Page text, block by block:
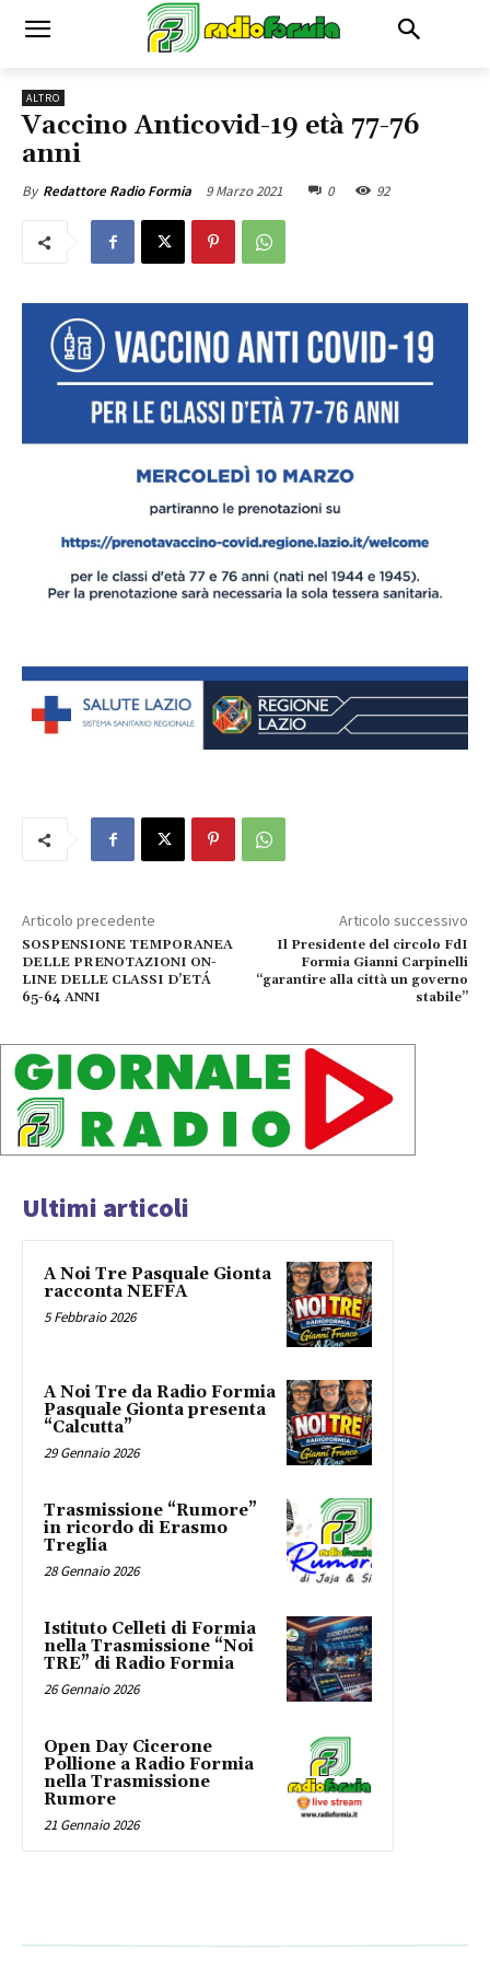
ALTRO
Vaccino Anticovid-19 età 77-76
anni
By Redattore Radio Formia 9 Marzo 2021 0 92
Articolo precedente
SOSPENSIONE TEMPORANEA
DELLE PRENOTAZIONI ON-
LINE DELLE CLASSI D’ETÁ
65-64 ANNI
Articolo successivo
Il Presidente del circolo FdI
Formia Gianni Carpinelli
“garantire alla città un governo
stabile”
Ultimi articoli
A Noi Tre Pasquale Gionta
racconta NEFFA
5 Febbraio 2026
A Noi Tre da Radio Formia
Pasquale Gionta presenta
“Calcutta”
29 Gennaio 2026
Trasmissione “Rumore”
in ricordo di Erasmo
Treglia
28 Gennaio 2026
Istituto Celleti di Formia
nella Trasmissione “Noi
TRE” di Radio Formia
26 Gennaio 2026
Open Day Cicerone
Pollione a Radio Formia
nella Trasmissione
Rumore
21 Gennaio 2026